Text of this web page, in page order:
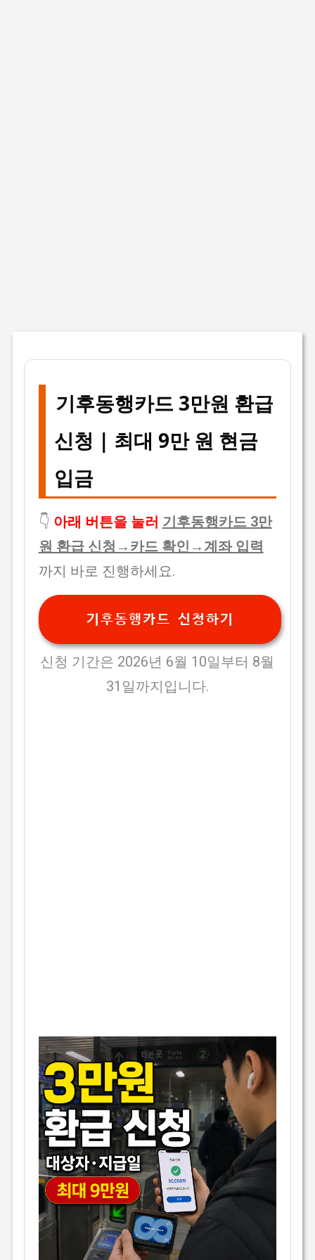
기후동행카드 3만원 환급
신청 | 최대 9만 원 현금
입금
👇 아래 버튼을 눌러 기후동행카드 3만
원 환급 신청→카드 확인→계좌 입력
까지 바로 진행하세요.
기후동행카드 신청하기
신청 기간은 2026년 6월 10일부터 8월
31일까지입니다.